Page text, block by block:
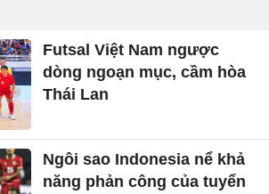
Futsal Việt Nam ngược
dòng ngoạn mục, cầm hòa
Thái Lan
Ngôi sao Indonesia nể khả
năng phản công của tuyển